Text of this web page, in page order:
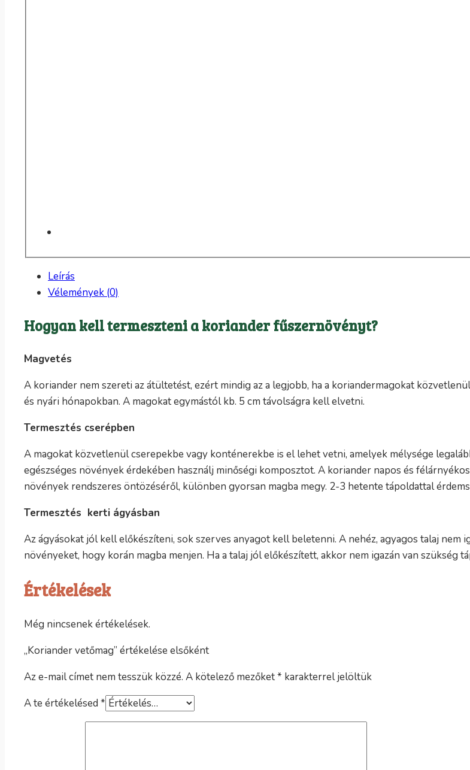
Leírás
Vélemények (0)
Hogyan kell termeszteni a koriander fűszernövényt?
Magvetés
A koriander nem szereti az átültetést, ezért mindig az a legjobb, ha a koriandermagokat
és nyári hónapokban. A magokat egymástól kb. 5 cm távolságra kell elvetni.
Termesztés cserépben
A magokat közvetlenül cserepekbe vagy konténerekbe is el lehet vetni, amelyek mélysége
egészséges növények érdekében használj minőségi komposztot. A koriander napos és
növények rendszeres öntözéséről, különben gyorsan magba megy. 2-3 hetente tápoldattal
Termesztés kerti ágyásban
Az ágyásokat jól kell előkészíteni, sok szerves anyagot kell beletenni. A nehéz, agyagos talaj nem
növényeket, hogy korán magba menjen. Ha a talaj jól előkészített, akkor nem igazán van szükség
Értékelések
Még nincsenek értékelések.
„Koriander vetőmag” értékelése elsőként
Az e-mail címet nem tesszük közzé. A kötelező mezőket* karakterrel jelöltük
A te értékelésed *